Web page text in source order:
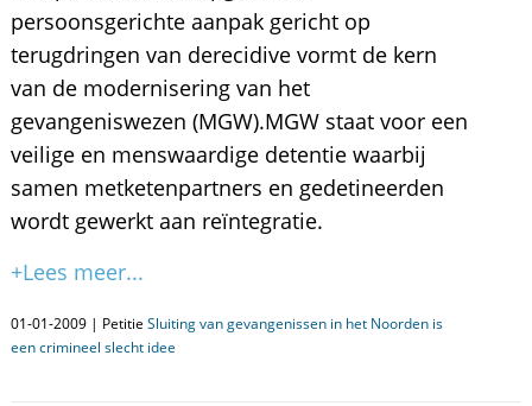
persoonsgerichte aanpak gericht op
terugdringen van derecidive vormt de kern
van de modernisering van het
gevangeniswezen (MGW).MGW staat voor een
veilige en menswaardige detentie waarbij
samen metketenpartners en gedetineerden
wordt gewerkt aan reïntegratie.
+Lees meer...
01-01-2009 | Petitie Sluiting van gevangenissen in het Noorden is
een crimineel slecht idee